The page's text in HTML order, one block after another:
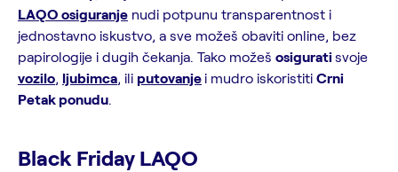
LAQO osiguranje nudi potpunu transparentnost i
jednostavno iskustvo, a sve možeš obaviti online, bez
papirologije i dugih čekanja. Tako možeš osiguratisvoje
vozilo, ljubimca, ili putovanje i mudro iskoristiti Crni
Petak ponudu.
Black Friday LAQO